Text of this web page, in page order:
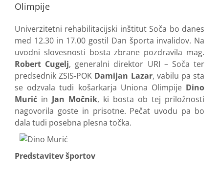
Olimpije
Univerzitetni rehabilitacijski inštitut Soča bo danes
med 12.30 in 17.00 gostil Dan športa invalidov. Na
uvodni slovesnosti bosta zbrane pozdravila mag.
Robert Cugelj, generalni direktor URI – Soča ter
predsednik ZSIS-POK Damijan Lazar, vabilu pa sta
se odzvala tudi košarkarja Uniona Olimpije Dino
Murić in Jan Močnik, ki bosta ob tej priložnosti
nagovorila goste in prisotne. Pečat uvodu pa bo
dala tudi posebna plesna točka.
Predstavitev športov